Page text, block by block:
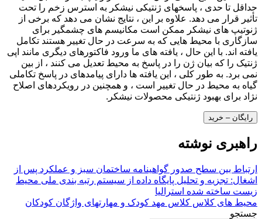
حداقل تا حدی ، پاسخهای ژنتیکی نیشکر به استرس زخم را تحت
تأثیر قرار می دهد. علاوه بر این ، نتایج نشان می دهد که برخی از
ژنوتیپ های نیشکر ممکن است مکانیسم های چشمگیر برای
سازگاری با محیط هایی که به سرعت در حال تغییر هستند تکامل
یافته اند. با این حال ، یافته های ما ورود فاکتورهای دیگری مانند اپی
ژنتیک را که بیان ژن را در پاسخ به محیط تعدیل می کنند ، از بین
نمی برد. به طور کلی ، این یافته ها دارای پیامدهای در پاسخ تکاملی
گیاه به محیط در حال تغییر است ، و همچنین در رویکردهای اصلاح
نژاد برای بهبود ژنتیکی محصولات نیشکر.
رایگان – خرید
راهبری نوشته
ارتباط بین سطح صدور گواهینامه ساختمان سبز و عملکرد پس از
اشغال: تجزیه و تحلیل پایگاه داده از سیستم رتبه بندی ملی محیط
زیست ساخته شده استرالیا
محیط های کلاس کلاس مهد کودک و مهارتهای واژگان کودکان
جستجو